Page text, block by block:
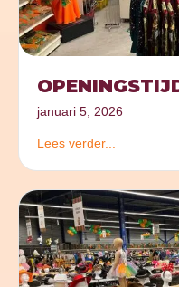
januari 5, 2026
Lees verder...